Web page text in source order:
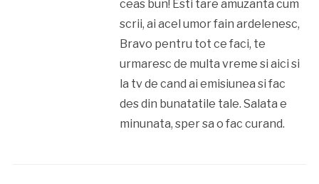
ceas bun! Esti tare amuzanta cum
scrii, ai acel umor fain ardelenesc,
Bravo pentru tot ce faci, te
urmaresc de multa vreme si aici si
la tv de cand ai emisiunea si fac
des din bunatatile tale. Salata e
minunata, sper sa o fac curand.